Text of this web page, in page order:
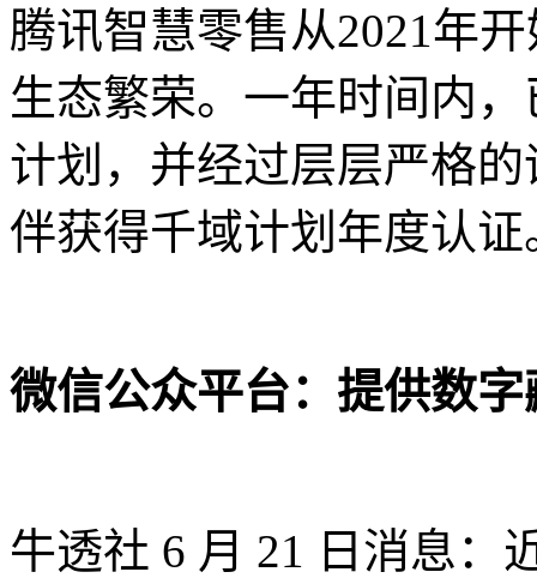
腾讯智慧零售从2021年
生态繁荣。一年时间内
计划，并经过层层严格
伴获得千域计划年度认证
微信公众平台：提供数
牛透社 6 月 21 日消息：